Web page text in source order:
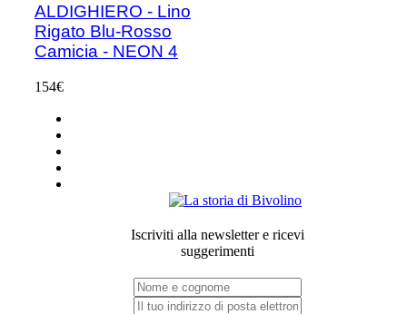
ALDIGHIERO - Lino
Rigato Blu-Rosso
Camicia - NEON 4
154€
Iscriviti alla newsletter e ricevi
suggerimenti